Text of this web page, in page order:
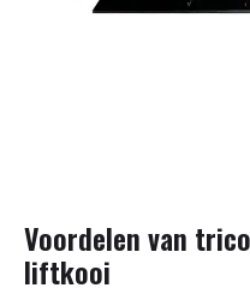
Voordelen van
liftkooi